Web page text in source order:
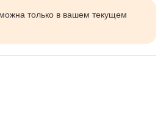
только в вашем текущем